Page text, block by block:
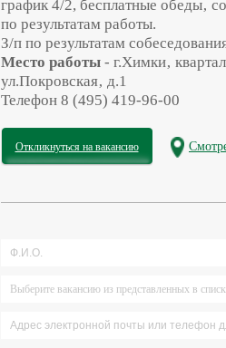
график 4/2, бесплатные обеды‚
по результатам работы.
З/п по результатам
Место работы - г.Химки‚
ул.Покровская‚ д.1
Телефон 8 (495) 419-96-00
Откликнуться на вакансию
Выберите вакансию из представленных в